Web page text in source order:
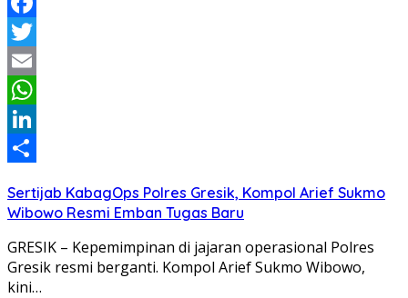
Facebook
Twitter
Email
WhatsApp
LinkedIn
Sertijab KabagOps Polres Gresik, Kompol Arief Sukmo
Wibowo Resmi Emban Tugas Baru
GRESIK – Kepemimpinan di jajaran operasional Polres
Gresik resmi berganti. Kompol Arief Sukmo Wibowo,
kini…